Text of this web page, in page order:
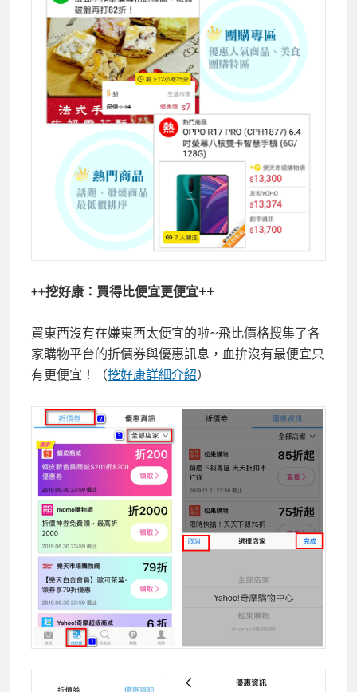
++挖好康：買得比便宜更便宜++
買東西沒有在嫌東西太便宜的啦~飛比價格搜集了各
家購物平台的折價券與優惠訊息，血拚沒有最便宜只
有更便宜！（挖好康詳細介紹）